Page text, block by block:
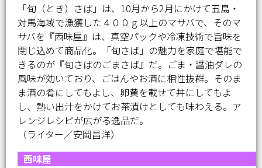
「旬（とき）さば」は、10月から2月にかけて五島・
対馬海域で漁獲した４００ｇ以上のマサバで、そのマ
サバを『西味屋』は、真空パックや冷凍技術で旨味を
閉じ込めて商品化。「旬さば」の魅力を家庭で堪能で
きるのが『旬さばのごまさば』だ。ごま・醤油ダレの
風味が効いており、ごはんやお酒に相性抜群。そのま
ま酒の肴にしてもよし、卵黄を載せて丼にしてもよ
し、熱い出汁をかけてお茶漬けとしても味わえる。ア
レンジレシピが広がる逸品だ。
（ライター／安岡昌洋）
西味屋